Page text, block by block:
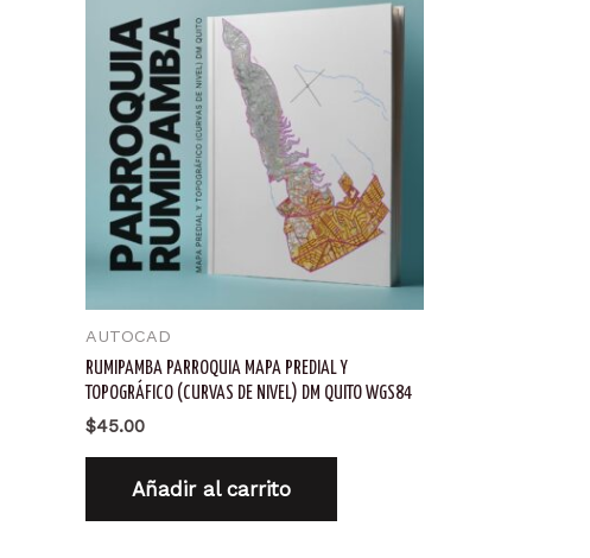
AUTOCAD
RUMIPAMBA PARROQUIA MAPA PREDIAL Y
TOPOGRÁFICO (CURVAS DE NIVEL) DM QUITO WGS84
$45.00
Añadir al carrito